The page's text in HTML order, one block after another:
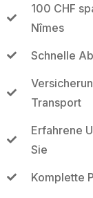
100 CHF
Nîmes
Schnelle
Transport
Erfahrene
Sie
Komplette